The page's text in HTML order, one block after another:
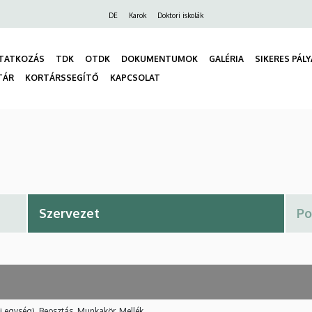
DE Karok Doktori iskolák
TDK OTDK DOKUMENTUMOK GALÉRIA
SIKERES
KORTÁRSSEGÍTŐ KAPCSOLAT